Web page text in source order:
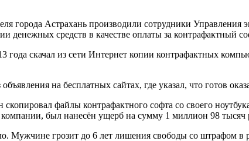
города Астрахань производили сотрудники
денежных средств в качестве оплаты за контрафактный
года скачал из сети Интернет копии контрафактных
на бесплатных сайтах, где указал, что готов
файлы контрафактного софта со своего
был нанесён ущерб на сумму 1 миллион 98 тысяч
Мужчине грозит до 6 лет лишения свободы со штрафом в